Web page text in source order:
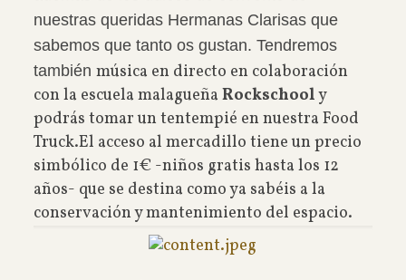
nuestras queridas Hermanas Clarisas que
sabemos que tanto os gustan. Tendremos
también música en directo en colaboración
con la escuela malagueña Rockschooly
podrás tomar un tentempié en nuestra Food
Truck.El acceso al mercadillo tiene un precio
simbólico de 1€ -niños gratis hasta los 12
años- que se destina como ya sabéis a la
conservación y mantenimiento del espacio.